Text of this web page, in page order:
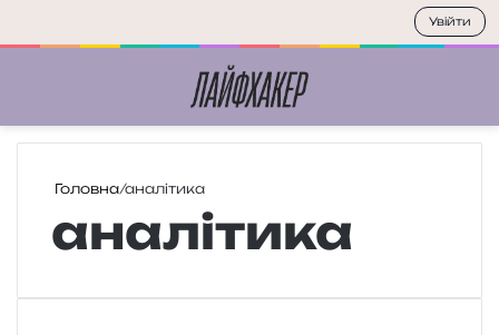
Головна/аналітика
аналітика
Увійти